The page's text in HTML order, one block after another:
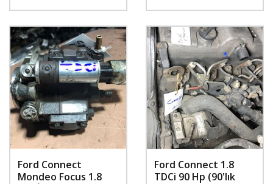
Ford Connect
Mondeo Focus 1.8
Ford Connect 1.8
TDCi 90 Hp (90'lık